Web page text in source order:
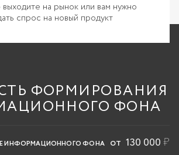
на рынок или вам нужно
спрос на новый продукт
ФОРМИРОВАНИЯ
ФОНА
ИНФОРМАЦИОННОГО ФОНА от 130 000 ₽